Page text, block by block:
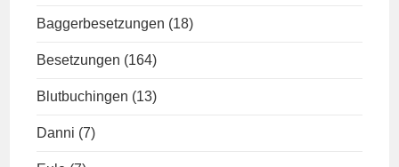
Baggerbesetzungen (18)
Besetzungen (164)
Blutbuchingen (13)
Danni (7)